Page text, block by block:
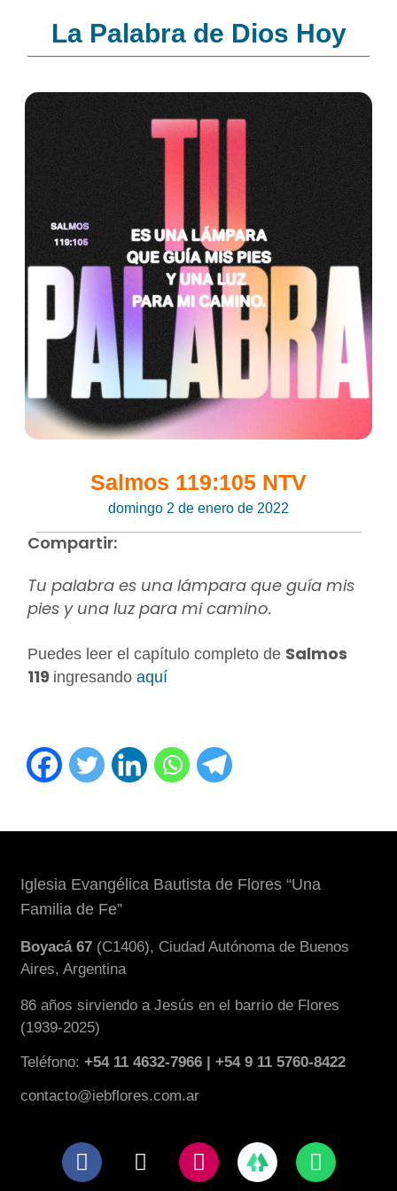
La Palabra de Dios Hoy
Salmos 119:105 NTV
domingo 2 de enero de 2022
Compartir:
Tu palabra es una lámpara que guía mis
pies y una luz para mi camino.
Puedes leer el capítulo completo de Salmos
119 ingresandoaquí
Iglesia Evangélica Bautista de Flores “Una
Familia de Fe”
Boyacá 67 (C1406), Ciudad Autónoma de Buenos
Aires, Argentina
86 años sirviendo a Jesús en el barrio de Flores
(1939-2025)
Teléfono:+54 11 4632-7966 | +54 9 11 5760-8422
contacto@iebflores.com.ar
F
a
X
-
I
n
W
h